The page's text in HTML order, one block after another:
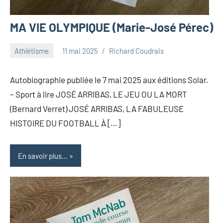
MA VIE OLYMPIQUE (Marie-José Pérec)
Athlétisme 11 mai 2025 Richard Coudrais
Autobiographie publiée le 7 mai 2025 aux éditions Solar.
– Sport à lire JOSÉ ARRIBAS, LE JEU OU LA MORT
(Bernard Verret) JOSÉ ARRIBAS, LA FABULEUSE
HISTOIRE DU FOOTBALL À […]
En savoir plus...